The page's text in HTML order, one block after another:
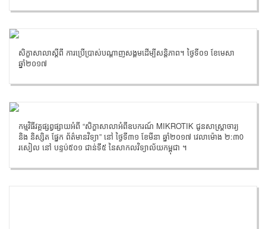
សិក្ខាសាលាស្តីពី ការប្រើប្រាស់បណ្តាញសង្គមដើម្បីសន្តិភាព។ ថ្ងៃទី០១ ខែមេសា
ឆ្នាំ២០១៧
កម្មវិធីវគ្គផ្សព្វផ្សាយអំពី “សិក្ខាសាលាអំពីឧបករណ៍ MIKROTIK ជូនសាស្ត្រាចារ្យ
និង និស្សិត ផ្នែក ព័ត៌មានវិទ្យា” នៅ ថ្ងៃទី៣១ ខែមីនា ឆ្នាំ២០១៧ វេលាម៉ោង ២:៣0
រសៀល នៅ បន្ទប់៥០១ ជាន់ទី៥ នៃសាកលវិទ្យាល័យកម្ពុជា ។